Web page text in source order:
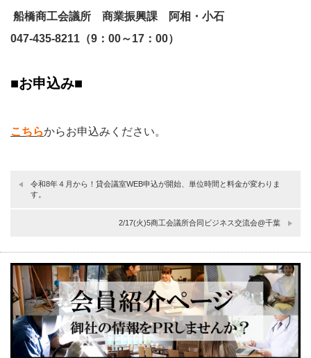
船橋商工会議所 商業振興課 阿相・小石
047-435-8211（9：00～17：00）
■お申込み■
こちらからお申込みください。
令和8年４月から！貸会議室WEB申込が開始、単位時間と料金が変わりま
す。
2/17(火)5商工会議所合同ビジネス交流会@千葉